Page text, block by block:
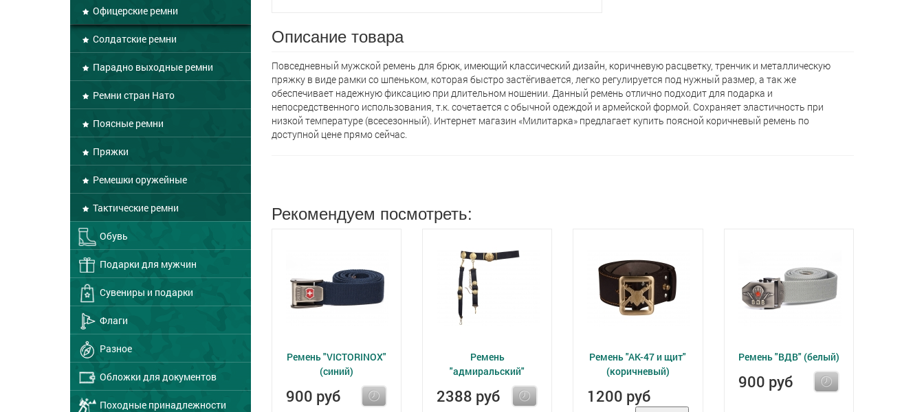
Офицерские ремни
Солдатские ремни
Парадно выходные ремни
Ремни стран Нато
Поясные ремни
Пряжки
Ремешки оружейные
Тактические ремни
Обувь
Подарки для мужчин
Сувениры и подарки
Флаги
Разное
Обложки для документов
Походные принадлежности
Описание товара
Повседневный мужской ремень для брюк, имеющий классический дизайн, коричневую расцветку, тренчик и металлическую
пряжку в виде рамки со шпеньком, которая быстро застёгивается, легко регулируется под нужный размер, а так же
обеспечивает надежную фиксацию при длительном ношении. Данный ремень отлично подходит для подарка и
непосредственного использования, т.к. сочетается с обычной одеждой и армейской формой. Сохраняет эластичность при
низкой температуре (всесезонный). Интернет магазин «Милитарка» предлагает кyпить поясной коричневый ремень по
доступной цене прямо сейчас.
Рекомендуем посмотреть:
Ремень "VICTORINOX"
(синий)
900 руб
Ремень
"адмиральский"
2388 руб
Ремень "АК-47 и щит"
(коричневый)
1200 руб
Ремень "ВДВ" (белый)
900 руб